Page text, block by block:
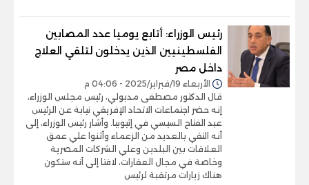
رئيس الوزراء: أتابع يوميا عدد المصابين
الفلسطينيين الذين يدخلون لتلقي العلاج
داخل مصر
الأربعاء 19/فبراير/2025 - 04:06 م
قال الدكتور مصطفى مدبولي، رئيس مجلس الوزراء،
إنه حضر اجتماعات الاتحاد الإفريقي نيابة عن الرئيس
عبد الفتاح السيسي في إثيوبيا. وأشار رئيس الوزراء، إلى
أنه التقي بالعديد من الزعماء وأثنوا علي عمق
العلاقات بين البلدين وعلي الشركات المصرية
وخاصة في مجال العقارات، لافتا إلى أنه ستكون
هناك زيارات مرتقبة لرئيس